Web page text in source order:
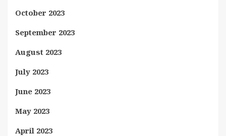
October 2023
September 2023
August 2023
July 2023
June 2023
May 2023
April 2023